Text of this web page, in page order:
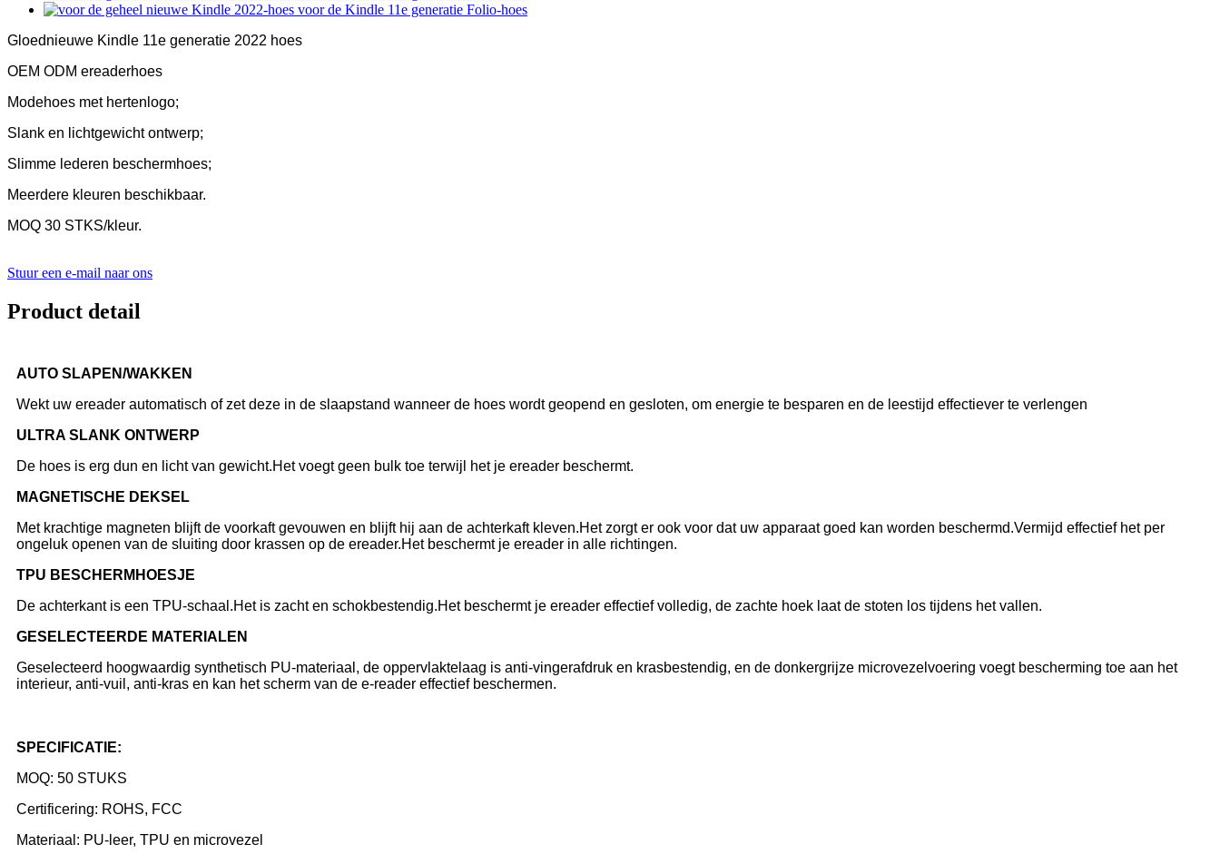
Gloednieuwe Kindle 11e generatie 2022 hoes
OEM ODM ereaderhoes
Modehoes met hertenlogo;
Slank en lichtgewicht ontwerp;
Slimme lederen beschermhoes;
Meerdere kleuren beschikbaar.
MOQ 30 STKS/kleur.
Stuur een e-mail naar ons
Product detail
AUTO SLAPEN/WAKKEN
Wekt uw ereader automatisch of zet deze in de slaapstand wanneer de hoes wordt geopend en gesloten, om energie te besparen en de leestijd effectiever te verlengen
ULTRA SLANK ONTWERP
De hoes is erg dun en licht van gewicht.Het voegt geen bulk toe terwijl het je ereader beschermt.
MAGNETISCHE DEKSEL
Met krachtige magneten blijft de voorkaft gevouwen en blijft hij aan de achterkaft kleven.Het zorgt er ook voor dat uw apparaat goed kan worden beschermd.Vermijd effectief het per
ongeluk openen van de sluiting door krassen op de ereader.Het beschermt je ereader in alle richtingen.
TPU BESCHERMHOESJE
De achterkant is een TPU-schaal.Het is zacht en schokbestendig.Het beschermt je ereader effectief volledig, de zachte hoek laat de stoten los tijdens het vallen.
GESELECTEERDE MATERIALEN
Geselecteerd hoogwaardig synthetisch PU-materiaal, de oppervlaktelaag is anti-vingerafdruk en krasbestendig, en de donkergrijze microvezelvoering voegt bescherming toe aan het
interieur, anti-vuil, anti-kras en kan het scherm van de e-reader effectief beschermen.
SPECIFICATIE:
MOQ: 50 STUKS
Certificering: ROHS, FCC
Materiaal: PU-leer, TPU en microvezel